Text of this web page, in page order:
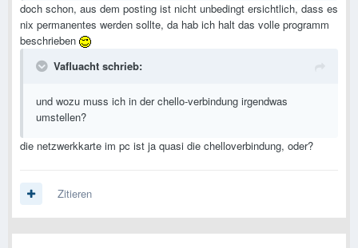
doch schon, aus dem posting ist nicht unbedingt ersichtlich, dass es
nix permanentes werden sollte, da hab ich halt das volle programm
beschrieben
Vafluacht schrieb:
und wozu muss ich in der chello-verbindung irgendwas
umstellen?
die netzwerkkarte im pc ist ja quasi die chelloverbindung, oder?
Zitieren